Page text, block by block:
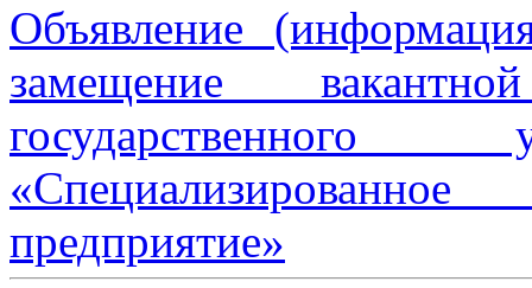
Объявление
замещение
государственного
«Специализированное
предприятие»